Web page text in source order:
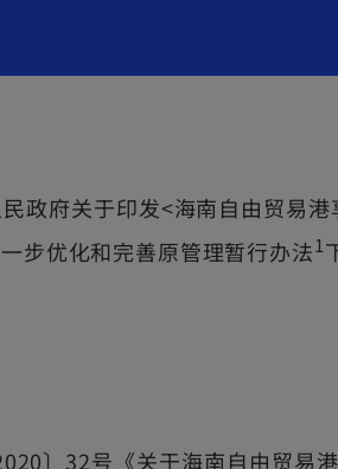
政府关于印发<海南自由贸易
步优化和完善原管理暂行办法1
〕32号《关于海南自由贸